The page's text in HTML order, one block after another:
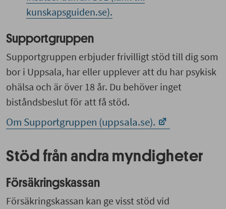
kunskapsguiden.se).
Supportgruppen
Supportgruppen erbjuder frivilligt stöd till dig som
bor i Uppsala, har eller upplever att du har psykisk
ohälsa och är över 18 år. Du behöver inget
biståndsbeslut för att få stöd.
Om Supportgruppen (uppsala.se).
Stöd från andra myndigheter
Försäkringskassan
Försäkringskassan kan ge visst stöd vid